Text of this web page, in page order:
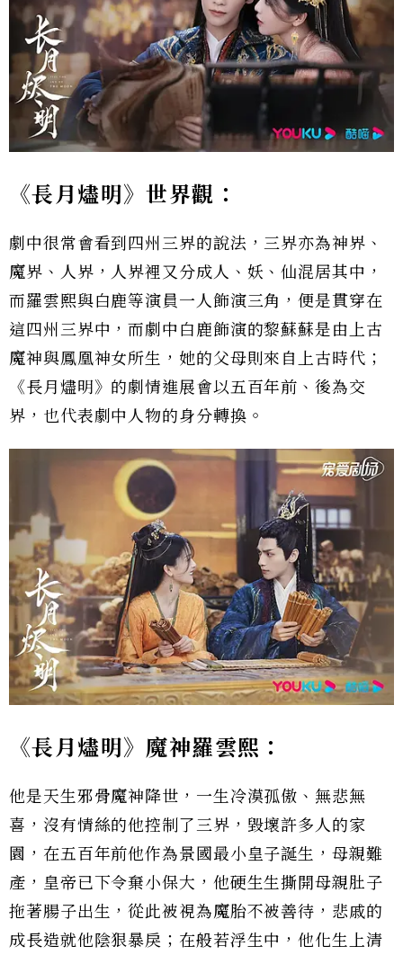
《長月燼明》世界觀：
劇中很常會看到四州三界的說法，三界亦為神界、
魔界、人界，人界裡又分成人、妖、仙混居其中，
而羅雲熙與白鹿等演員一人飾演三角，便是貫穿在
這四州三界中，而劇中白鹿飾演的黎蘇蘇是由上古
魔神與鳳凰神女所生，她的父母則來自上古時代；
《長月燼明》的劇情進展會以五百年前、後為交
界，也代表劇中人物的身分轉換。
《長月燼明》魔神羅雲熙：
他是天生邪骨魔神降世，一生冷漠孤傲、無悲無
喜，沒有情絲的他控制了三界，毀壞許多人的家
園，在五百年前他作為景國最小皇子誕生，母親難
產，皇帝已下令棄小保大，他硬生生撕開母親肚子
拖著腸子出生，從此被視為魔胎不被善待，悲戚的
成長造就他陰狠暴戾；在般若浮生中，他化生上清